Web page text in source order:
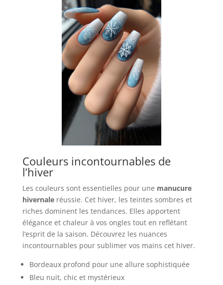
Couleurs incontournables de
l’hiver
Les couleurs sont essentielles pour une manucure
hivernaleréussie. Cet hiver, les teintes sombres et
riches dominent les tendances. Elles apportent
élégance et chaleur à vos ongles tout en reflétant
l’esprit de la saison. Découvrez les nuances
incontournables pour sublimer vos mains cet hiver.
Bordeaux profond pour une allure sophistiquée
Bleu nuit, chic et mystérieux